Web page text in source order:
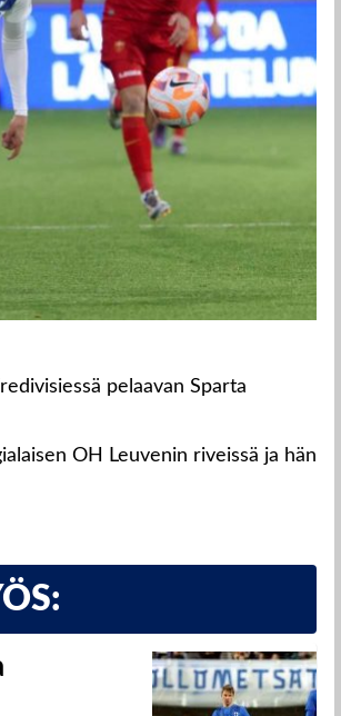
pelaavan Sparta
OH Leuvenin riveissä ja hän